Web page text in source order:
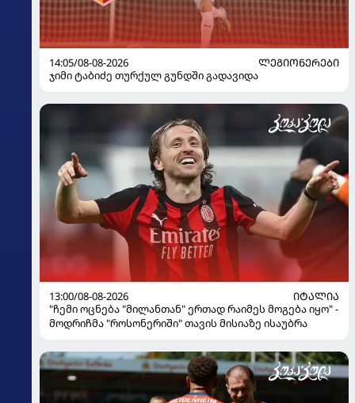
14:05/08-08-2026
ᲚᲔᲒᲘᲝᲜᲔᲠᲔᲑᲘ
ჯიმი ტაბიძე თურქულ გუნდში გადავიდა
13:00/08-08-2026
ᲘᲢᲐᲚᲘᲐ
"ჩემი ოცნება "მილანთან" ერთად რაიმეს მოგება იყო" -
მოდრიჩმა "როსონერიში" თავის მისიაზე ისაუბრა